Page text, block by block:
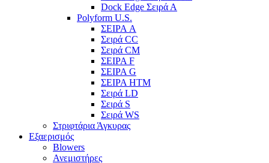
Dock Edge Σειρά Α
Polyform U.S.
ΣΕΙΡΑ A
Σειρά CC
Σειρά CM
ΣΕΙΡΑ F
ΣΕΙΡΑ G
ΣΕΙΡΑ HTM
Σειρά LD
Σειρά S
Σειρά WS
Στριφτάρια Άγκυρας
Εξαερισμός
Blowers
Ανεμιστήρες